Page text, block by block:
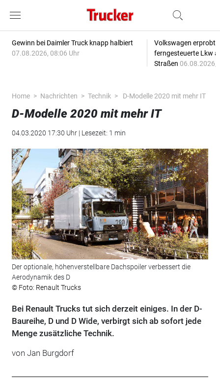
Gewinn bei Daimler Truck knapp halbiert
07.08.2026, 08:06 Uhr
Volkswagen erprobt
ferngesteuerte Lkw
Straßen 06.08.2026,
Home Nachrichten Technik D-Modelle 2020 mit mehr IT
D-Modelle 2020 mit mehr IT
04.03.2020 17:30 Uhr | Lesezeit: 1 min
Der optionale, höhenverstellbare Dachspoiler verbessert die
Aerodynamik des D
© Foto: Renault Trucks
Bei Renault Trucks tut sich derzeit einiges. In der D-
Baureihe, D und D Wide, verbirgt sich ab sofort jede
Menge zusätzliche Technik.
von Jan Burgdorf